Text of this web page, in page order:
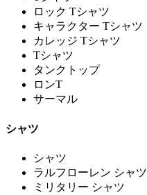
ロック Tシャツ
キャラクター Tシャツ
カレッジ Tシャツ
Tシャツ
タンクトップ
ロンT
サーマル
シャツ
シャツ
ラルフローレン シャツ
ミリタリー シャツ